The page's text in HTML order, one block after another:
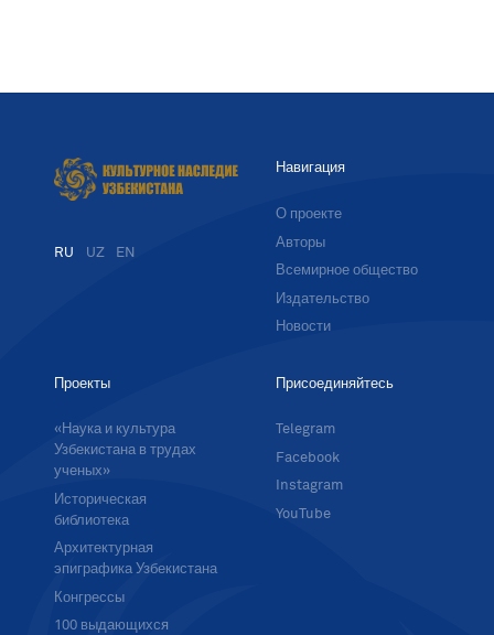
RU UZ EN
Навигация
О проекте
Авторы
Всемирное общество
Издательство
Новости
Проекты
«Наука и культура
Узбекистана в трудах
ученых»
Историческая
библиотека
Архитектурная
эпиграфика Узбекистана
Конгрессы
100 выдающихся
Присоединяйтесь
Telegram
Facebook
Instagram
YouTube